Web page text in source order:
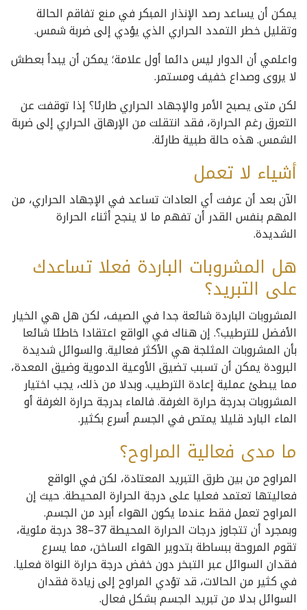
يمكن أن يساعد رصد الإنذار المبكر في منع تفاقم الحالة
وتقليل خطر التمدد الحراري الذي يؤدي إلى ضربة شمس.
واعلمي أن الدوار ليس دائما أول علامة؛ يمكن أن يبدأ بعطش
لا يروى وصداع خفيف ومستمر.
لكن متى يصبح الأمر والإجهاد الحراري طارئا؟ إذا توقفت عن
التعرق رغم الحرارة، فقد انتقلت من الإرهاق الحراري إلى ضربة
الشمس. هذه حالة طبية طارئة.
أشياء لا تعمل
الآن بعد أن عرفت أي العادات تساعد في الإجهاد الحراري، من
المهم بنفس القدر أن تفهم ما لا ينجح أثناء الحرارة
الشديدة.
هل المشروبات الباردة فعلا تساعدك
على التبريد؟
المشروبات الباردة شائعة جدا في الصيف، لكن هل هي الخيار
الأفضل للترطيب؟. إن هناك في الواقع اعتقادا خاطئا شائعا
بأن المشروبات المثلجة هي الأكثر فعالية. والسوائل شديدة
البرودة يمكن أن تسبب تضيق الأوعية الدموية وضيق المعدة،
مما يبطئ عملية إعادة الترطيب. وبدلا من ذلك، يجب اختيار
المشروبات بدرجة حرارة الغرفة. فالماء بدرجة حرارة الغرفة أو
الماء البارد قليلا يمتص في الجسم أسرع بكثير.
ما مدى فعالية المراوح؟
المراوح من بين طرق التبريد المعتادة، لكن في الواقع
فعاليتها تعتمد فعليا على درجة الحرارة المحيطة. حيث إن
المراوح تعمل فقط عندما يكون الهواء أبرد من الجسم.
وبمجرد أن تتجاوز درجات الحرارة المحيطة 37–38 درجة مئوية،
تقوم المروحة ببساطة بتدوير الهواء الساخن، مما يسرع
فقدان السوائل عبر التبخر دون خفض درجة حرارة النواة فعليا.
في كثير من الحالات، قد تؤدي المراوح إلى زيادة فقدان
السوائل بدلا من تبريد الجسم بشكل فعال.